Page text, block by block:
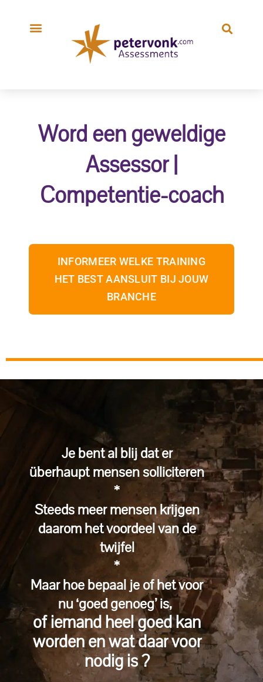
Word een geweldige
Assessor |
Competentie-coach
INFORMEER WELKE TRAINING
HET BEST AANSLUIT BIJ JOUW
BRANCHE
Je bent al blij dat er
überhaupt mensen solliciteren
*
Steeds meer mensen krijgen
daarom het voordeel van de
twijfel
*
Maar hoe bepaal je of het voor
nu ‘goed genoeg’ is,
of iemand heel goed kan
worden en wat daar voor
nodig is ?